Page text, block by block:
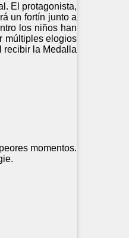
El protagonista,
un fortín junto a
los niños han
múltiples elogios
recibir la Medalla
momentos.